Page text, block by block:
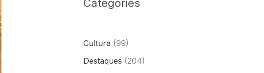
Categories
Cultura (99)
Destaques (204)